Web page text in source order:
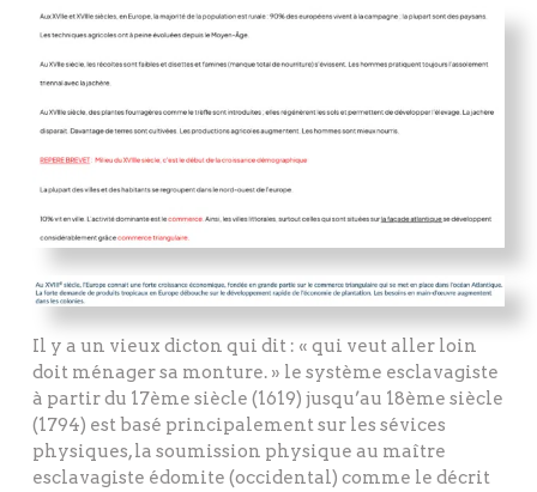
Il y a un vieux dicton qui dit : « qui veut aller loin
doit ménager sa monture. » le système esclavagiste
à partir du 17ème siècle (1619) jusqu’au 18ème siècle
(1794) est basé principalement sur les sévices
physiques, la soumission physique au maître
esclavagiste édomite (occidental) comme le décrit